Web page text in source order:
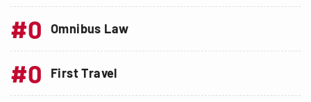
#0 Omnibus Law
#0 First Travel